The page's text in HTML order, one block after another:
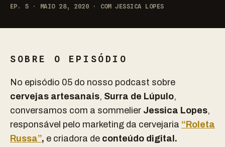
EP. 5 · MAIO 28, 2020 · COM JESSICA LOPES
SOBRE O EPISÓDIO
No episódio 05 do nosso podcast sobre
cervejas artesanais, Surra de Lúpulo,
conversamos com a sommelier Jessica Lopes,
responsável pelo marketing da cervejaria “Roleta
Russa”, e criadora de conteúdo digital.